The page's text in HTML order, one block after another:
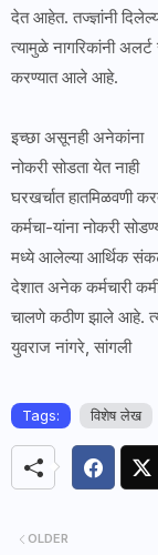
देत आहेत. तज्ज्ञांनी
त्यामुळे नागरिकांनी
करण्यात आले आहे.
इच्छा असूनही अनेकांना
नोकरी सोडता येत नाही
घरखर्चात हातमिळवणी
कर्मचा-यांना नोकरी
मध्ये आलेल्या आर्थिक
देशात अनेक कर्मचारी
चालणे कठीण झाले आहे.
युवराज नांगरे, सांगली
Tags: विशेष लेख
OLDER